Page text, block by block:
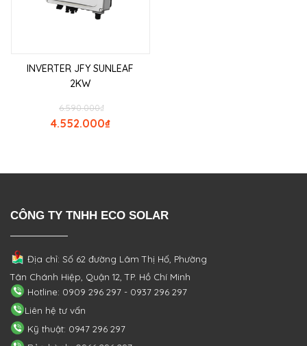
INVERTER JFY SUNLEAF
2KW
₫
6.590.000
₫
4.552.000
CÔNG TY TNHH ECO SOLAR
Địa chỉ: Số 62 đường Lâm Thị Hố, Phường
Tân Chánh Hiệp, Quận 12, TP. Hồ Chí Minh
Hotline: 0909 296 297 - 0937 296 297
Liên hệ tư vấn
Kỹ thuật: 0947 296 297